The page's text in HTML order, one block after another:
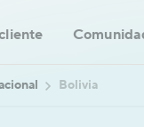
Bolivia